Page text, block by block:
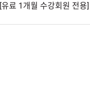
[유료1개월수강회원전